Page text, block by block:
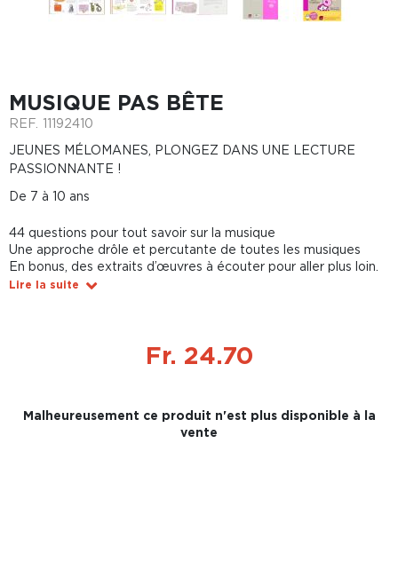
MUSIQUE PAS BÊTE
REF. 11192410
JEUNES MÉLOMANES, PLONGEZ DANS UNE LECTURE
PASSIONNANTE !
De 7 à 10 ans
44 questions pour tout savoir sur la musique
Une approche drôle et percutante de toutes les musiques
En bonus, des extraits d’œuvres à écouter pour aller plus loin.
Lire la suite
Fr. 24.70
Malheureusement ce produit n'est plus disponible à la
vente